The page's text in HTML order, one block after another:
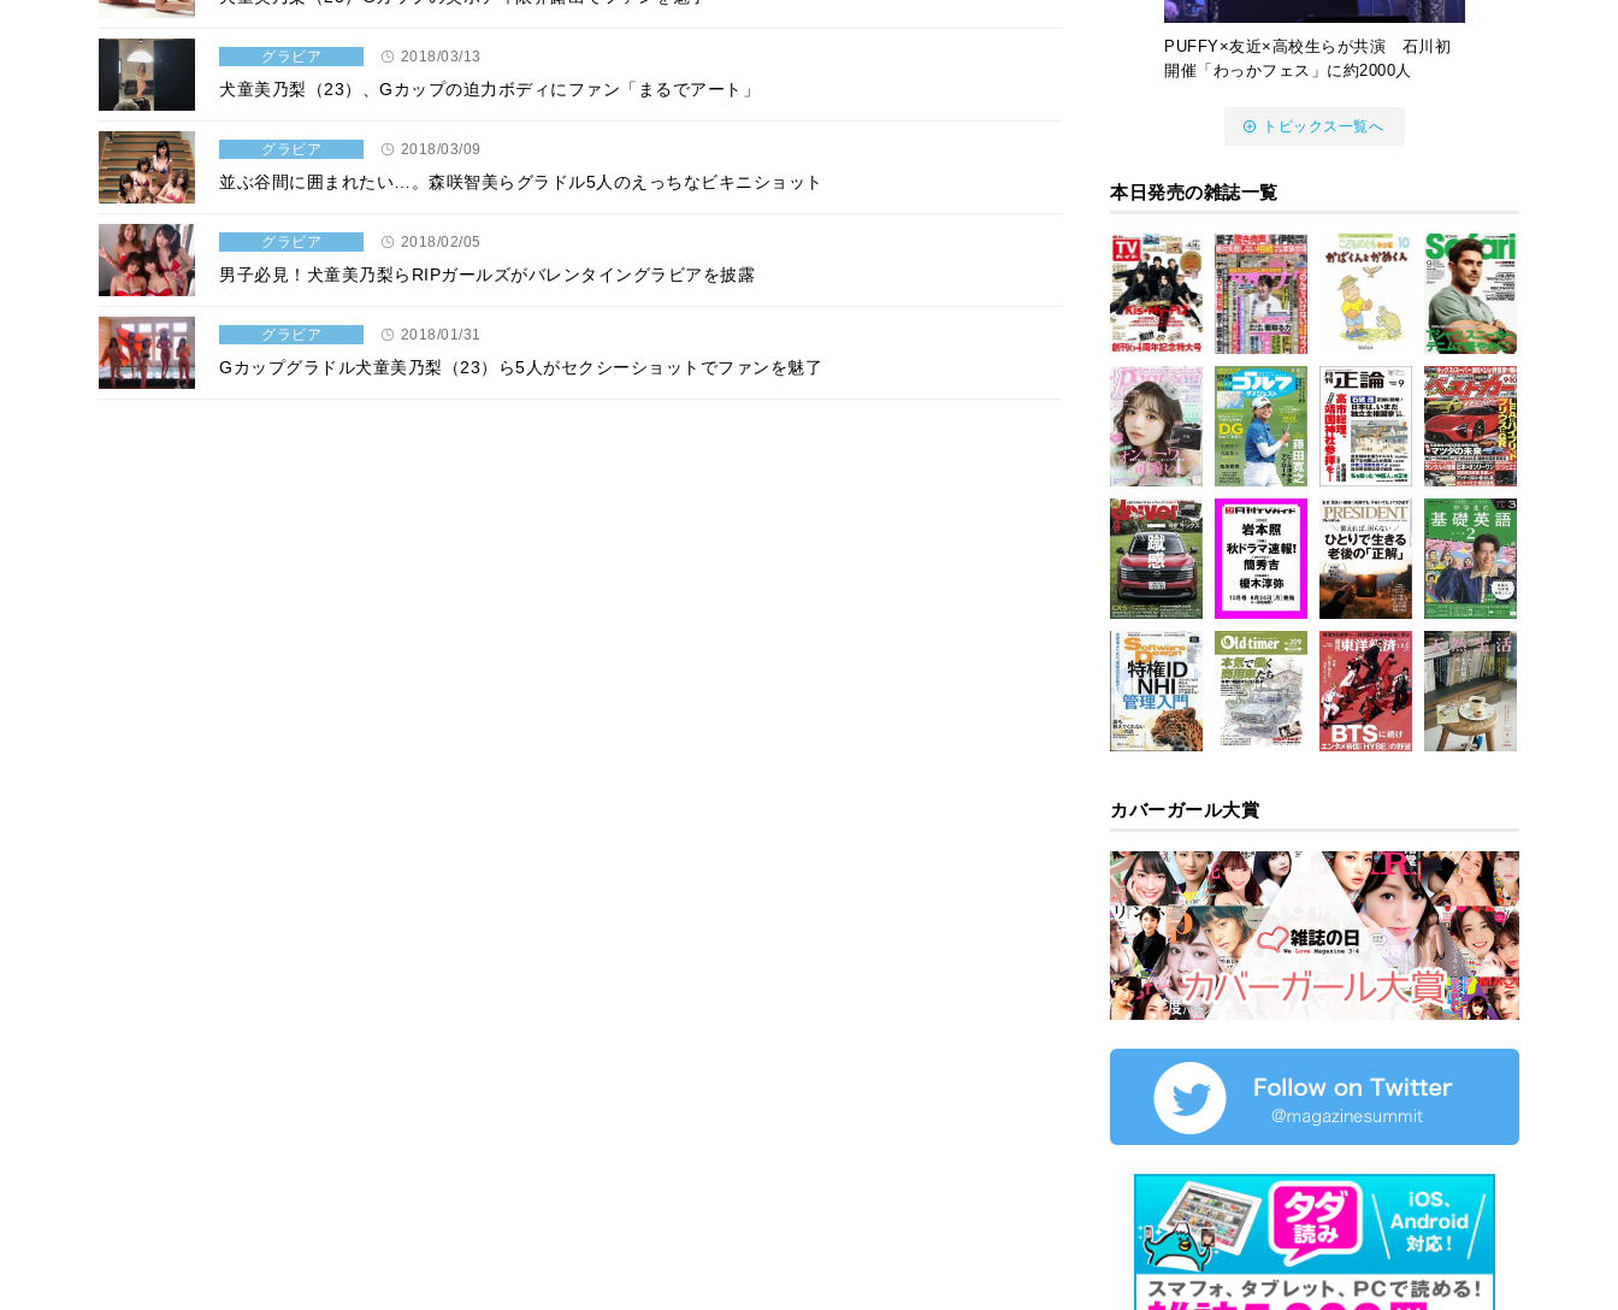
グラビア 2018/03/13
犬童美乃梨（23）、Gカップの迫力ボディにファン「まるでアート」
グラビア 2018/03/09
並ぶ谷間に囲まれたい…。森咲智美らグラドル5人のえっちなビキニショット
グラビア 2018/02/05
男子必見！犬童美乃梨らRIPガールズがバレンタイングラビアを披露
グラビア 2018/01/31
Gカップグラドル犬童美乃梨（23）ら5人がセクシーショットでファンを魅了
PUFFY×友近×高校生らが共演 石川初
開催「わっかフェス」に約2000人
トピックス一覧へ
本日発売の雑誌一覧
カバーガール大賞